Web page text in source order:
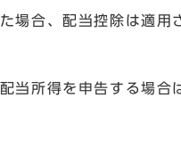
場合、配当控除は適用
当所得を申告する場合